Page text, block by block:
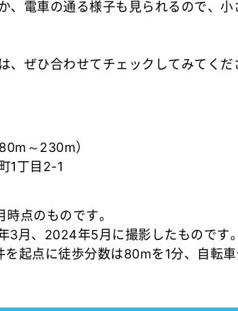
、電車の通る様子も見られるので、
、ぜひ合わせてチェックしてみてくだ
～230m）
1丁目2-1
点のものです。
3月、2024年5月に撮影したものです。
起点に徒歩分数は80mを1分、自転